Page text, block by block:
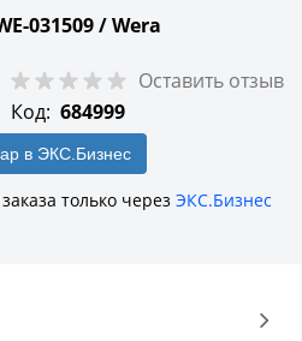
031509 /Wera
Оставить отзыв
Код: 684999
в ЭКС.Бизнес
только через ЭКС.Бизнес